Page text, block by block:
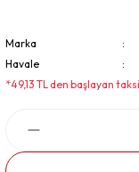
Marka
Havale
*49,13 TL den başlayan